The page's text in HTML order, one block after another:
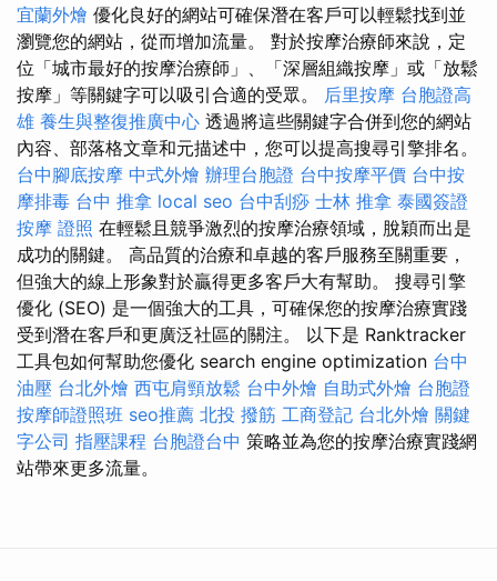
宜蘭外燴 優化良好的網站可確保潛在客戶可以輕鬆找到並
瀏覽您的網站，從而增加流量。 對於按摩治療師來說，定
位「城市最好的按摩治療師」、「深層組織按摩」或「放鬆
按摩」等關鍵字可以吸引合適的受眾。 后里按摩 台胞證高
雄 養生與整復推廣中心 透過將這些關鍵字合併到您的網站
內容、部落格文章和元描述中，您可以提高搜尋引擎排名。
台中腳底按摩 中式外燴 辦理台胞證 台中按摩平價 台中按
摩排毒 台中 推拿 local seo 台中刮痧 士林 推拿 泰國簽證
按摩 證照 在輕鬆且競爭激烈的按摩治療領域，脫穎而出是
成功的關鍵。 高品質的治療和卓越的客戶服務至關重要，
但強大的線上形象對於贏得更多客戶大有幫助。 搜尋引擎
優化 (SEO) 是一個強大的工具，可確保您的按摩治療實踐
受到潛在客戶和更廣泛社區的關注。 以下是 Ranktracker
工具包如何幫助您優化 search engine optimization 台中
油壓 台北外燴 西屯肩頸放鬆 台中外燴 自助式外燴 台胞證
按摩師證照班 seo推薦 北投 撥筋 工商登記 台北外燴 關鍵
字公司 指壓課程 台胞證台中 策略並為您的按摩治療實踐網
站帶來更多流量。